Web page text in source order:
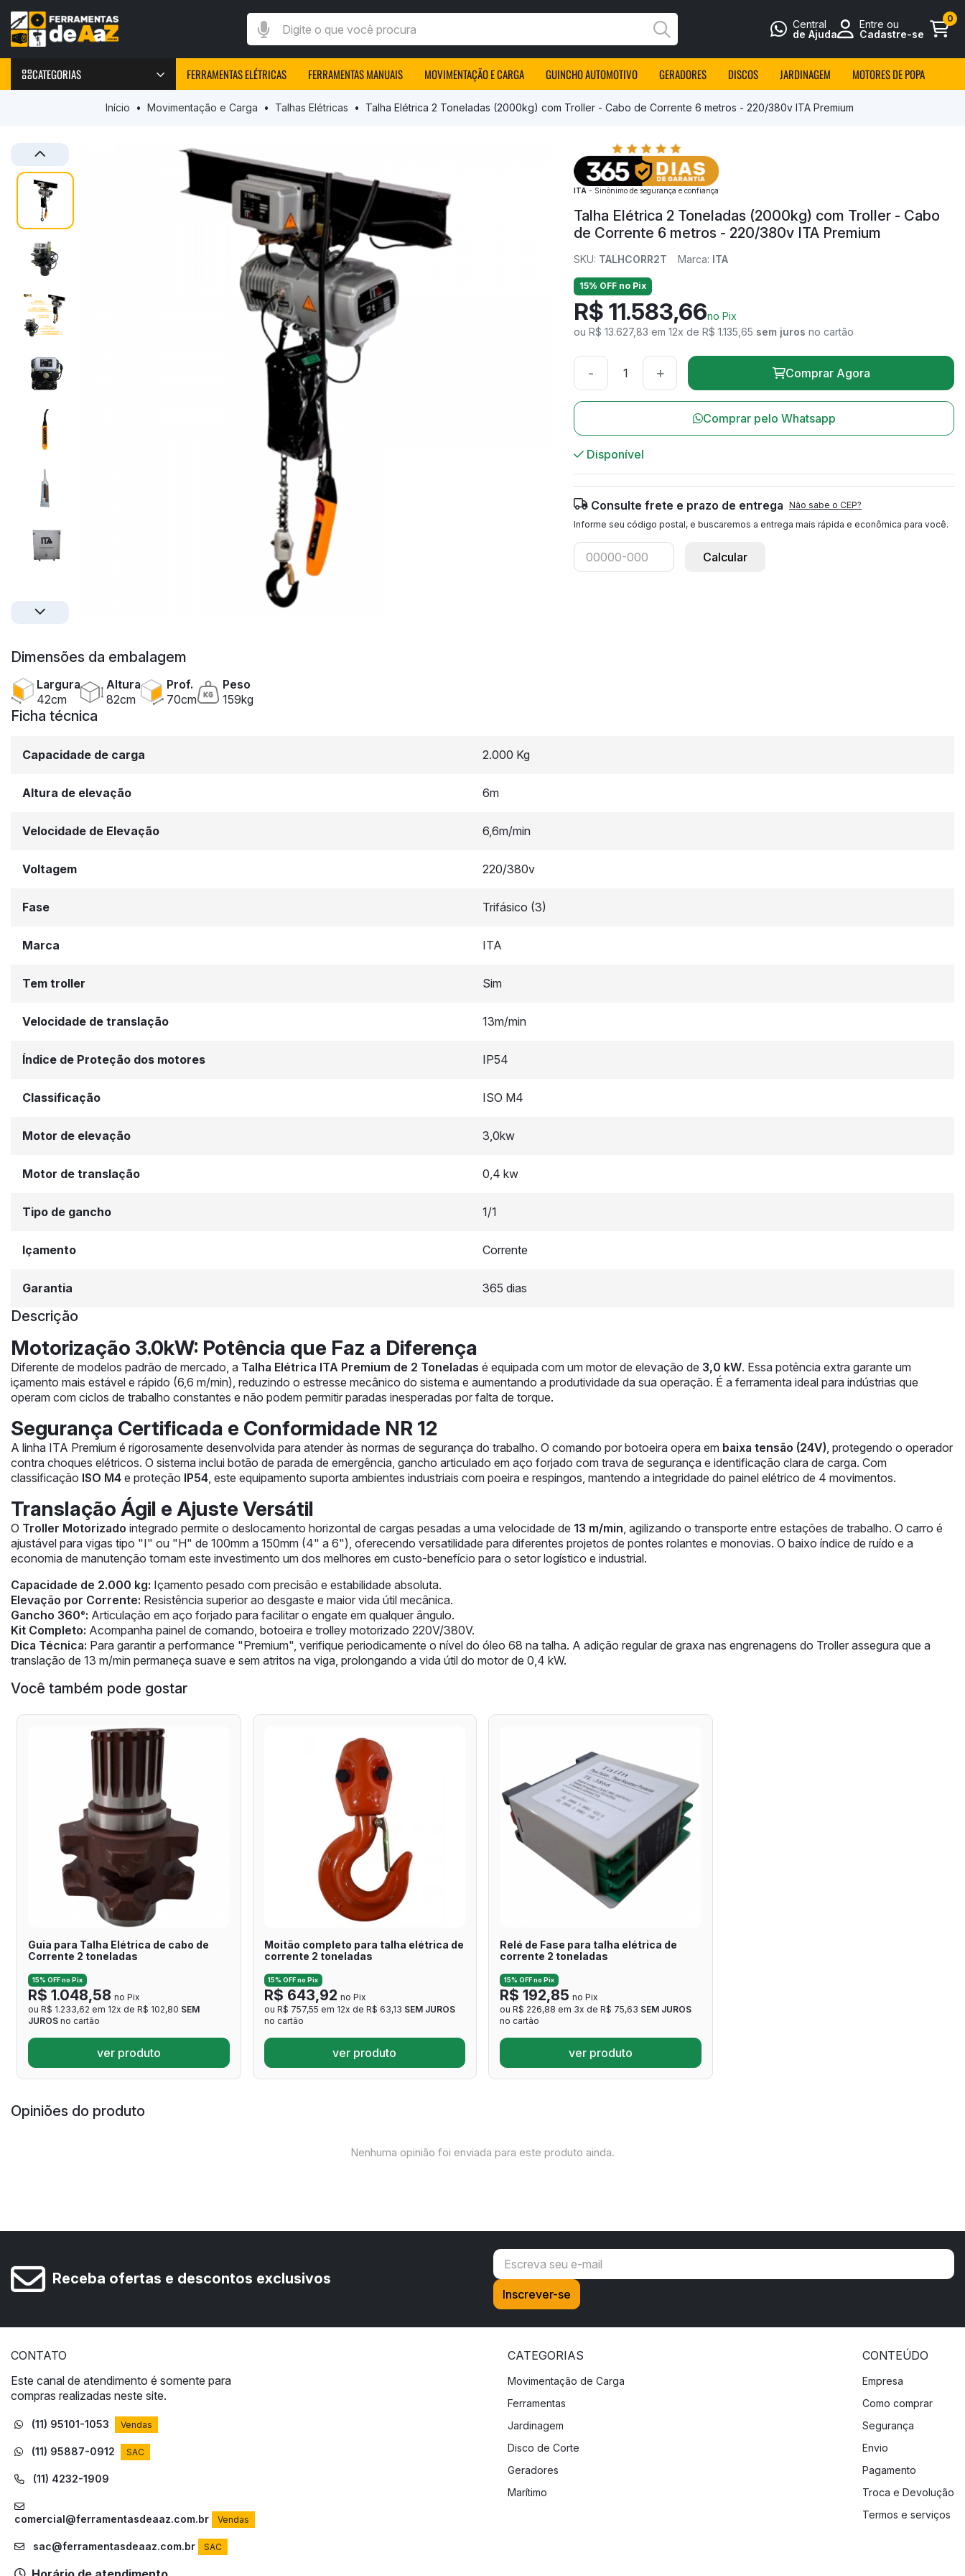
Digite o que você procura
Busca
Central
de Ajuda
Entre ou
Cadastre-se
0
CATEGORIAS
FERRAMENTAS
Parafusadeiras Elétricas
Chave de Impacto
Marteletes elétricos
Peças e Acessórios
Máquinas de Solda
FERRAMENTAS ELÉTRICAS FERRAMENTAS MANUAIS MOVIMENTAÇÃO E CARGA GUINCHO AUTOMOTIVO GERADORES DISCOS JARDINAGEM MOTORES DE POPA
Início Movimentação e Carga Talhas Elétricas Talha Elétrica 2 Toneladas (2000kg) com Troller - Cabo de Corrente 6 metros - 220/380v ITA Premium
ITA - Sinônimo de segurança e confiança
Talha Elétrica 2 Toneladas (2000kg) com Troller - Cabo
de Corrente 6 metros - 220/380v ITA Premium
SKU: TALHCORR2T Marca: ITA
15% OFF no Pix
R$ 11.583,66no Pix
ou R$ 13.627,83 em 12x de R$ 1.135,65 sem juros no cartão
- + Comprar Agora
Comprar pelo Whatsapp
Disponível
Consulte frete e prazo de entrega Não sabe o CEP?
Informe seu código postal, e buscaremos a entrega mais rápida e econômica para você.
Calcular
Dimensões da embalagem
Largura
42cm
Altura
82cm
Prof.
70cm
Peso
159kg
Ficha técnica
Capacidade de carga 2.000 Kg
Altura de elevação 6m
Velocidade de Elevação 6,6m/min
Voltagem 220/380v
Fase Trifásico (3)
Marca ITA
Tem troller Sim
Velocidade de translação 13m/min
Índice de Proteção dos motores IP54
Classificação ISO M4
Motor de elevação 3,0kw
Motor de translação 0,4 kw
Tipo de gancho 1/1
Içamento Corrente
Garantia 365 dias
Descrição
Motorização 3.0kW: Potência que Faz a Diferença
Diferente de modelos padrão de mercado, a Talha Elétrica ITA Premium de 2 Toneladas é equipada com um motor de elevação de 3,0 kW. Essa potência extra garante um
içamento mais estável e rápido (6,6 m/min), reduzindo o estresse mecânico do sistema e aumentando a produtividade da sua operação. É a ferramenta ideal para indústrias que
operam com ciclos de trabalho constantes e não podem permitir paradas inesperadas por falta de torque.
Segurança Certificada e Conformidade NR 12
A linha ITA Premium é rigorosamente desenvolvida para atender às normas de segurança do trabalho. O comando por botoeira opera em baixa tensão (24V), protegendo o operador
contra choques elétricos. O sistema inclui botão de parada de emergência, gancho articulado em aço forjado com trava de segurança e identificação clara de carga. Com
classificação ISO M4 e proteção IP54, este equipamento suporta ambientes industriais com poeira e respingos, mantendo a integridade do painel elétrico de 4 movimentos.
Translação Ágil e Ajuste Versátil
O Troller Motorizado integrado permite o deslocamento horizontal de cargas pesadas a uma velocidade de 13 m/min, agilizando o transporte entre estações de trabalho. O carro é
ajustável para vigas tipo "I" ou "H" de 100mm a 150mm (4" a 6"), oferecendo versatilidade para diferentes projetos de pontes rolantes e monovias. O baixo índice de ruído e a
economia de manutenção tornam este investimento um dos melhores em custo-benefício para o setor logístico e industrial.
Capacidade de 2.000 kg: Içamento pesado com precisão e estabilidade absoluta.
Elevação por Corrente: Resistência superior ao desgaste e maior vida útil mecânica.
Gancho 360°: Articulação em aço forjado para facilitar o engate em qualquer ângulo.
Kit Completo: Acompanha painel de comando, botoeira e trolley motorizado 220V/380V.
Dica Técnica: Para garantir a performance "Premium", verifique periodicamente o nível do óleo 68 na talha. A adição regular de graxa nas engrenagens do Troller assegura que a
translação de 13 m/min permaneça suave e sem atritos na viga, prolongando a vida útil do motor de 0,4 kW.
Você também pode gostar
Guia para Talha Elétrica de cabo de
Corrente 2 toneladas
15% OFF no Pix
R$ 1.048,58 no Pix
ou R$ 1.233,62 em 12x de R$ 102,80 SEM
JUROS no cartão
ver produto
Moitão completo para talha elétrica de
corrente 2 toneladas
15% OFF no Pix
R$ 643,92 no Pix
ou R$ 757,55 em 12x de R$ 63,13 SEM JUROS
no cartão
ver produto
Relé de Fase para talha elétrica de
corrente 2 toneladas
15% OFF no Pix
R$ 192,85 no Pix
ou R$ 226,88 em 3x de R$ 75,63 SEM JUROS
no cartão
ver produto
Opiniões do produto
Nenhuma opinião foi enviada para este produto ainda.
Receba ofertas e descontos exclusivos
CONTATO
Este canal de atendimento é somente para
compras realizadas neste site.
(11) 95101-1053 Vendas
(11) 95887-0912 SAC
(11) 4232-1909
comercial@ferramentasdeaaz.com.br Vendas
sac@ferramentasdeaaz.com.br SAC
CATEGORIAS
Movimentação de Carga
Ferramentas
Jardinagem
Disco de Corte
Geradores
Marítimo
CONTEÚDO
Empresa
Como comprar
Segurança
Envio
Pagamento
Troca e Devolução
Termos e serviços